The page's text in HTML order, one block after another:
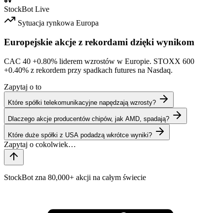
StockBot Live
Sytuacja rynkowa Europa
Europejskie akcje z rekordami dzięki wynikom
CAC 40 +0.80% liderem wzrostów w Europie. STOXX 600
+0.40% z rekordem przy spadkach futures na Nasdaq.
Zapytaj o to
Które spółki telekomunikacyjne napędzają wzrosty?
Dlaczego akcje producentów chipów, jak AMD, spadają?
Które duże spółki z USA podadzą wkrótce wyniki?
StockBot zna 80,000+ akcji na całym świecie